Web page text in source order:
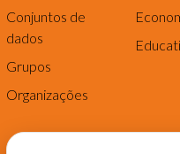
Conjuntos de
dados
Grupos
Organizações